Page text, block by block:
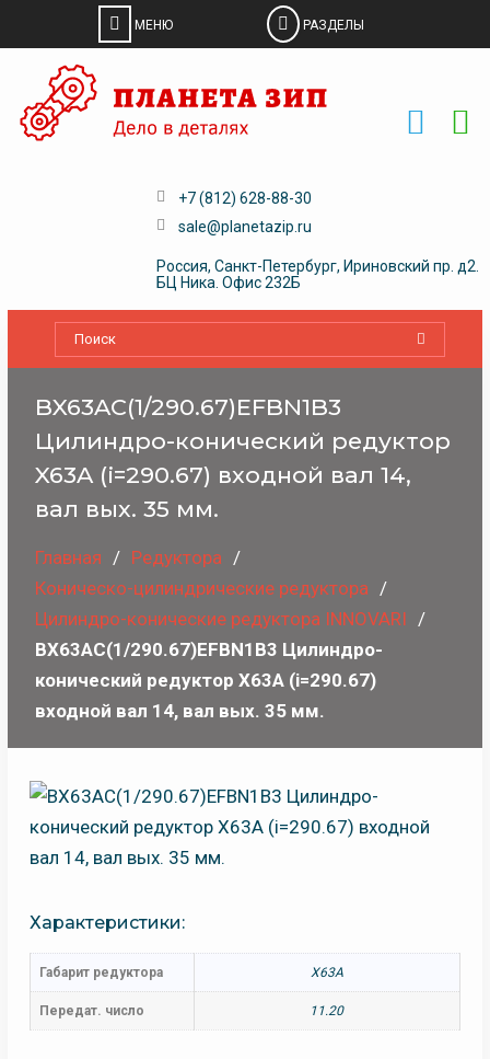
content
+7 (812) 628-88-30
sale@planetazip.ru
Россия, Санкт-Петербург, Ириновский пр. д2.
БЦ Ника. Офис 232Б
BX63AC(1/290.67)EFBN1B3
Цилиндро-конический редуктор
X63A (i=290.67) входной вал 14,
вал вых. 35 мм.
Главная
Редуктора
Коническо-цилиндрические редуктора
Цилиндро-конические редуктора INNOVARI
BX63AC(1/290.67)EFBN1B3 Цилиндро-
конический редуктор X63A (i=290.67)
входной вал 14, вал вых. 35 мм.
Характеристики:
Габарит редуктора X63A
Передат. число 11.20